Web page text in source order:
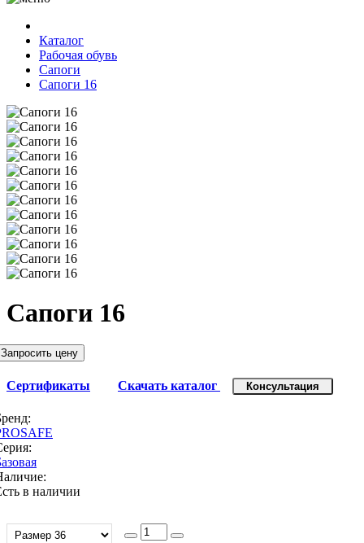
Каталог
Рабочая обувь
Сапоги
Сапоги 16
Сапоги 16
Запросить цену
Сертификаты Скачать каталог Консультация
в наличии